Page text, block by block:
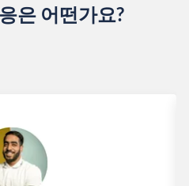
은 어떤가요?